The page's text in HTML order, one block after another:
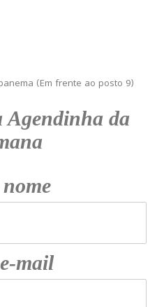
(Em frente ao posto 9)
Agendinha da
mail